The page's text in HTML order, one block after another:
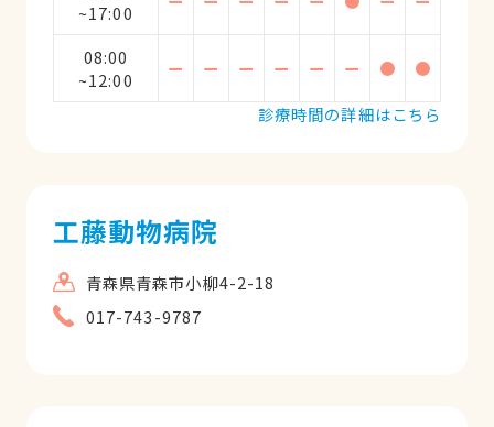
~17:00
08:00
~12:00
ー ー ー ー ー ー ●
●
診療時間の詳細はこちら
工藤動物病院
青森県青森市小柳4-2-18
017-743-9787